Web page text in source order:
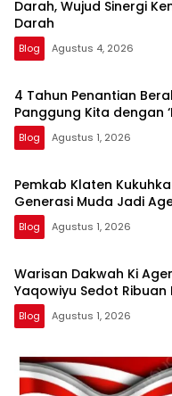
Darah, Wujud Sinergi
Darah
Blog Agustus 4, 2026
4 Tahun Penantian
Panggung Kita dengan
Blog Agustus 1, 2026
Pemkab Klaten
Generasi Muda Jadi
Blog Agustus 1, 2026
Warisan Dakwah Ki
Yaqowiyu Sedot Ribuan
Blog Agustus 1, 2026